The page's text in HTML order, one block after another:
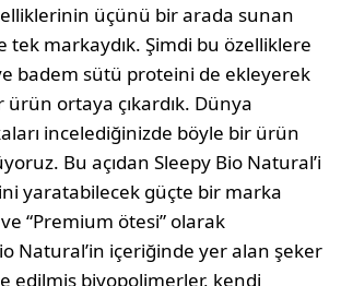
üçünü bir arada sunan
tek markaydık. Şimdi bu özelliklere
badem sütü proteini de ekleyerek
ortaya çıkardık. Dünya
incelediğinizde böyle bir ürün
Bu açıdan Sleepy Bio Natural’i
yaratabilecek güçte bir marka
“Premium ötesi” olarak
Natural’in içeriğinde yer alan şeker
edilmiş biyopolimerler, kendi